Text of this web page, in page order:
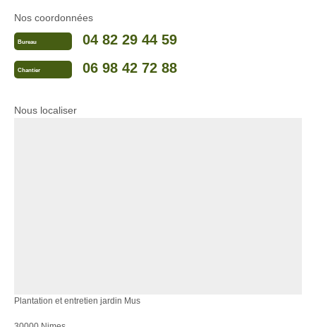
Nos coordonnées
Bureau 04 82 29 44 59
Chantier 06 98 42 72 88
Nous localiser
Plantation et entretien jardin Mus